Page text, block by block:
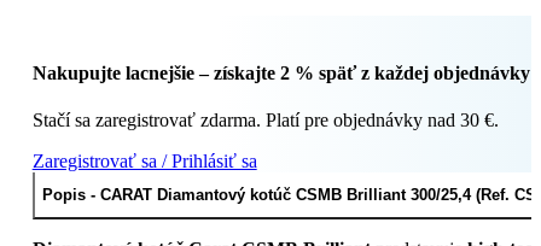
Nakupujte lacnejšie – získajte 2 % späť z každej objednávky
Stačí sa zaregistrovať zdarma. Platí pre objednávky nad 30 €.
Zaregistrovať sa / Prihlásiť sa
Popis - CARAT Diamantový kotúč CSMB Brilliant 300/25,4 (Ref.